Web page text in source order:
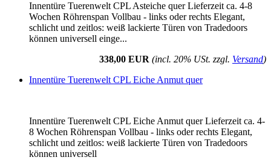
Innentüre Tuerenwelt CPL Asteiche quer Lieferzeit ca. 4-8
Wochen Röhrenspan Vollbau - links oder rechts Elegant,
schlicht und zeitlos: weiß lackierte Türen von Tradedoors
können universell einge...
338,00 EUR (incl. 20% USt. zzgl. Versand)
Innentüre Tuerenwelt CPL Eiche Anmut quer
Innentüre Tuerenwelt CPL Eiche Anmut quer Lieferzeit ca. 4-
8 Wochen Röhrenspan Vollbau - links oder rechts Elegant,
schlicht und zeitlos: weiß lackierte Türen von Tradedoors
können universell